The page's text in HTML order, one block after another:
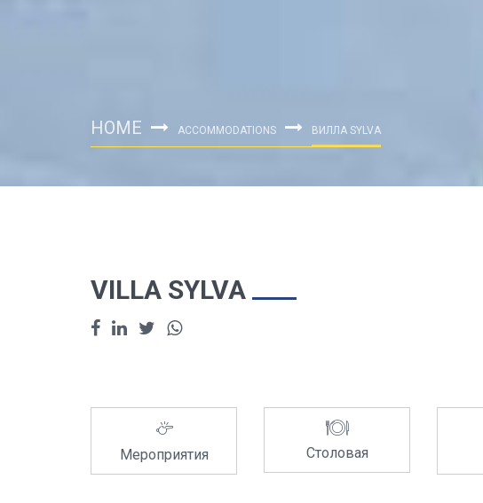
HOME ACCOMMODATIONS ВИЛЛА SYLVA
VILLA SYLVA
Мероприятия Столовая